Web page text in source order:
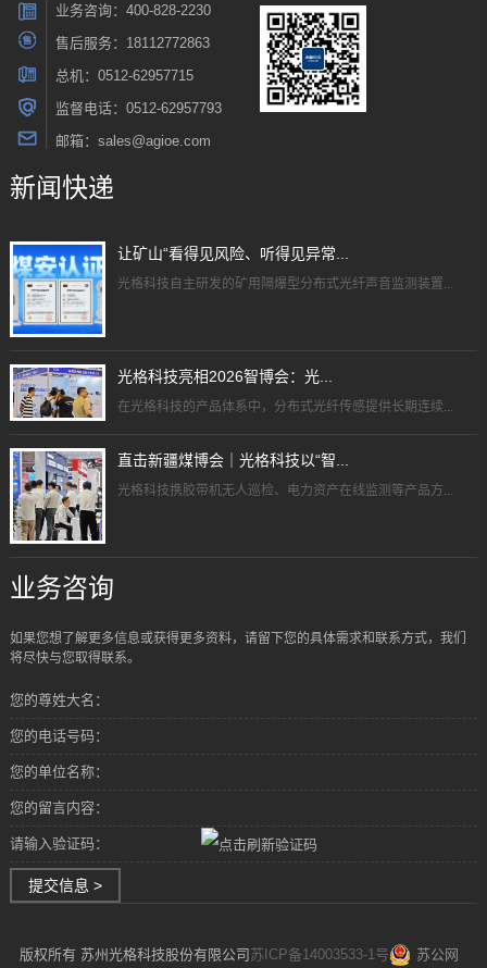
业务咨询：400-828-2230
售后服务：18112772863
总机：0512-62957715
监督电话：0512-62957793
邮箱：sales@agioe.com
新闻快递
让矿山“看得见风险、听得见异常...
光格科技自主研发的矿用隔爆型分布式光纤声音监测装置...
光格科技亮相2026智博会：光...
在光格科技的产品体系中，分布式光纤传感提供长期连续...
直击新疆煤博会｜光格科技以“智...
光格科技携胶带机无人巡检、电力资产在线监测等产品方...
业务咨询
如果您想了解更多信息或获得更多资料，请留下您的具体需求和联系方式，我们
将尽快与您取得联系。
您的尊姓大名：
您的电话号码：
您的单位名称：
您的留言内容：
请输入验证码：
提交信息 >
版权所有 苏州光格科技股份有限公司苏ICP备14003533-1号 苏公网